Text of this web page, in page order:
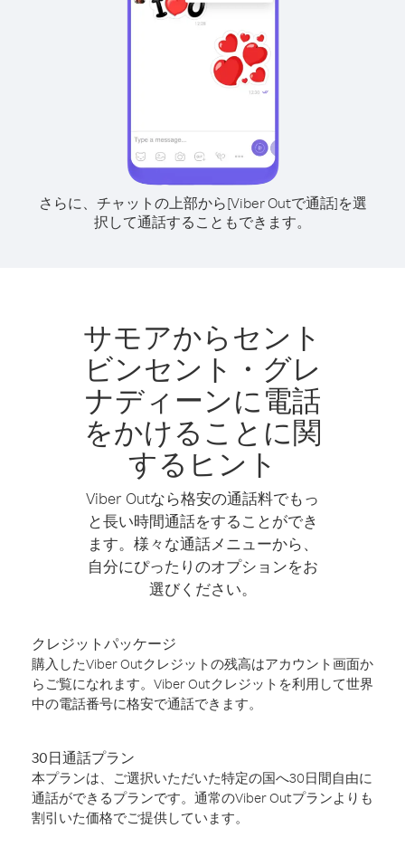
さらに、チャットの上部から[Viber Outで通話]を選
択して通話することもできます。
サモアからセント
ビンセント・グレ
ナディーンに電話
をかけることに関
するヒント
Viber Outなら格安の通話料でもっ
と長い時間通話をすることができ
ます。様々な通話メニューから、
自分にぴったりのオプションをお
選びください。
クレジットパッケージ
購入したViber Outクレジットの残高はアカウント画面か
らご覧になれます。Viber Outクレジットを利用して世界
中の電話番号に格安で通話できます。
30日通話プラン
本プランは、ご選択いただいた特定の国へ30日間自由に
通話ができるプランです。通常のViber Outプランよりも
割引いた価格でご提供しています。